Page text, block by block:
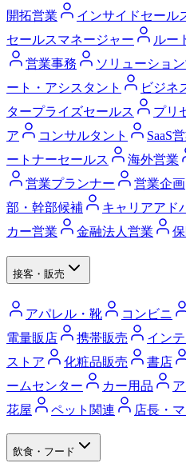
開拓営業
インサイドセール
セールスマネージャー
ルー
営業事務
ソリューショ
ート・アシスタント
ビジネ
タープライズセールス
プリ
ア
コンサルタント SaaS
ートナーセールス
海外営業
営業プランナー
営業企画
部・幹部候補
キャリアアド
カー営業
金融法人営業
接客・販売
アパレル・靴 コンビニ
電量販店
携帯販売 イン
ストア
化粧品販売 書店
ームセンター
カー用品
花屋
ペット関連 店長・
飲食・フード